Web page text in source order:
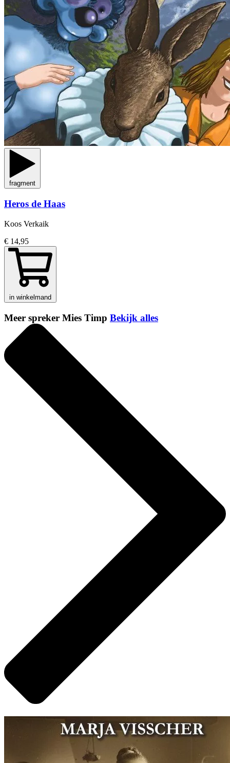
fragment
Heros de Haas
Koos Verkaik
€ 14,95
in winkelmand
Meer spreker Mies Timp Bekijk alles